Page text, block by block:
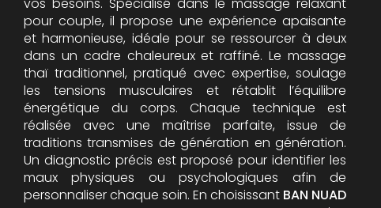
vos besoins. Spécialisé dans le massage relaxant
pour couple, il propose une expérience apaisante
et harmonieuse, idéale pour se ressourcer à deux
dans un cadre chaleureux et raffiné. Le massage
thaï traditionnel, pratiqué avec expertise, soulage
les tensions musculaires et rétablit l’équilibre
énergétique du corps. Chaque technique est
réalisée avec une maîtrise parfaite, issue de
traditions transmises de génération en génération.
Un diagnostic précis est proposé pour identifier les
maux physiques ou psychologiques afin de
personnaliser chaque soin. En choisissant BAN NUAD